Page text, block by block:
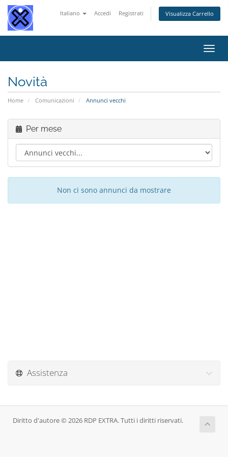
Italiano Accedi Registrati Visualizza Carrello
Attiva
Novità
Home Comunicazioni Annunci vecchi
Per mese
Non ci sono annunci da mostrare
Assistenza
Diritto d'autore © 2026 RDP EXTRA. Tutti i diritti riservati.